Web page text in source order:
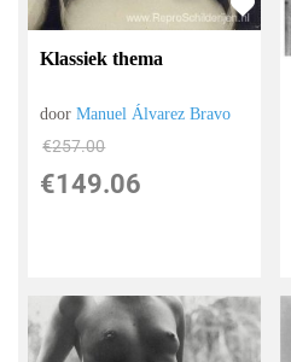
Klassiek thema
doorManuel Álvarez Bravo
€257.00
€149.06